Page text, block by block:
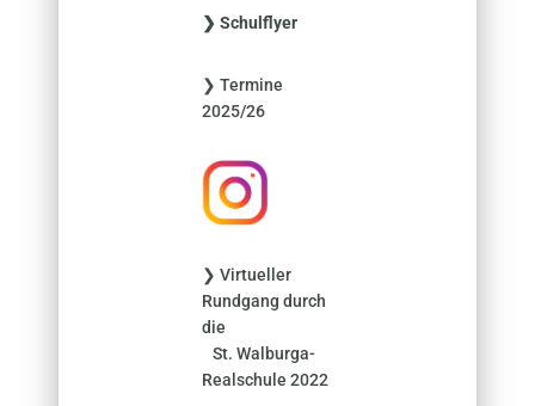
n
a
c
❯ Schulflyer
❯ Termine
2025/26
❯ Virtueller
Rundgang durch
die
St. Walburga-
Realschule 2022